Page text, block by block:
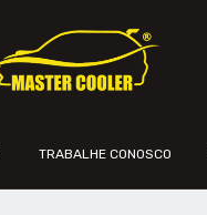
TRABALHE CONOSCO